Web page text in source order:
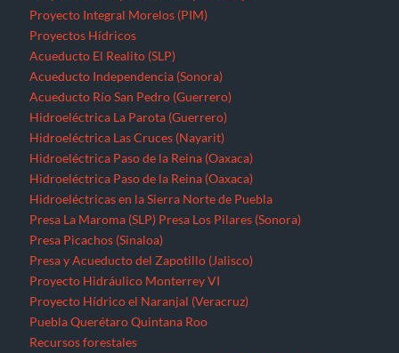
Proyecto Integral Morelos (PIM)
Proyectos Hídricos
Acueducto El Realito (SLP)
Acueducto Independencia (Sonora)
Acueducto Río San Pedro (Guerrero)
Hidroeléctrica La Parota (Guerrero)
Hidroeléctrica Las Cruces (Nayarit)
Hidroeléctrica Paso de la Reina (Oaxaca)
Hidroeléctrica Paso de la Reina (Oaxaca)
Hidroeléctricas en la Sierra Norte de Puebla
Presa La Maroma (SLP) Presa Los Pilares (Sonora)
Presa Picachos (Sinaloa)
Presa y Acueducto del Zapotillo (Jalisco)
Proyecto Hidráulico Monterrey VI
Proyecto Hídrico el Naranjal (Veracruz)
Puebla Querétaro Quintana Roo
Recursos forestales